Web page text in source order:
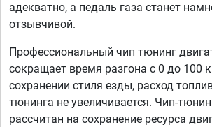
адекватно, а педаль газа станет
отзывчивой.
Профессиональный чип тюнинг
сокращает время разгона с 0 до 100
сохранении стиля езды, расход
тюнинга не увеличивается. Чип-
рассчитан на сохранение ресурса